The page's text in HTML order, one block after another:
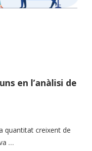
en l’anàlisi de
quantitat creixent de
…